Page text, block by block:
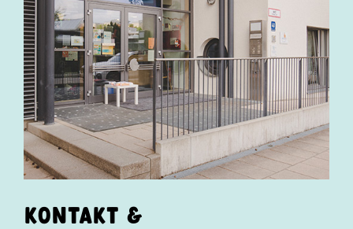
KONTAKT &